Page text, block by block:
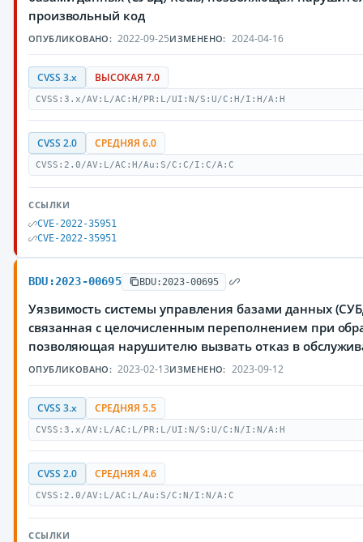
произвольный код
ОПУБЛИКОВАНО: 2022-09-25ИЗМЕНЕНО: 2024-04-16
CVSS 3.x ВЫСОКАЯ 7.0
CVSS:3.x/AV:L/AC:H/PR:L/UI:N/S:U/C:H/I:H/A:H
CVSS 2.0 СРЕДНЯЯ 6.0
CVSS:2.0/AV:L/AC:H/Au:S/C:C/I:C/A:C
ССЫЛКИ
CVE-2022-35951
CVE-2022-35951
BDU:2023-00695 BDU:2023-00695
Уязвимость системы управления базами данных
связанная с целочисленным переполнением при
позволяющая нарушителю вызвать отказ в
ОПУБЛИКОВАНО: 2023-02-13ИЗМЕНЕНО: 2023-09-12
CVSS 3.x СРЕДНЯЯ 5.5
CVSS:3.x/AV:L/AC:L/PR:L/UI:N/S:U/C:N/I:N/A:H
CVSS 2.0 СРЕДНЯЯ 4.6
CVSS:2.0/AV:L/AC:L/Au:S/C:N/I:N/A:C
ССЫЛКИ